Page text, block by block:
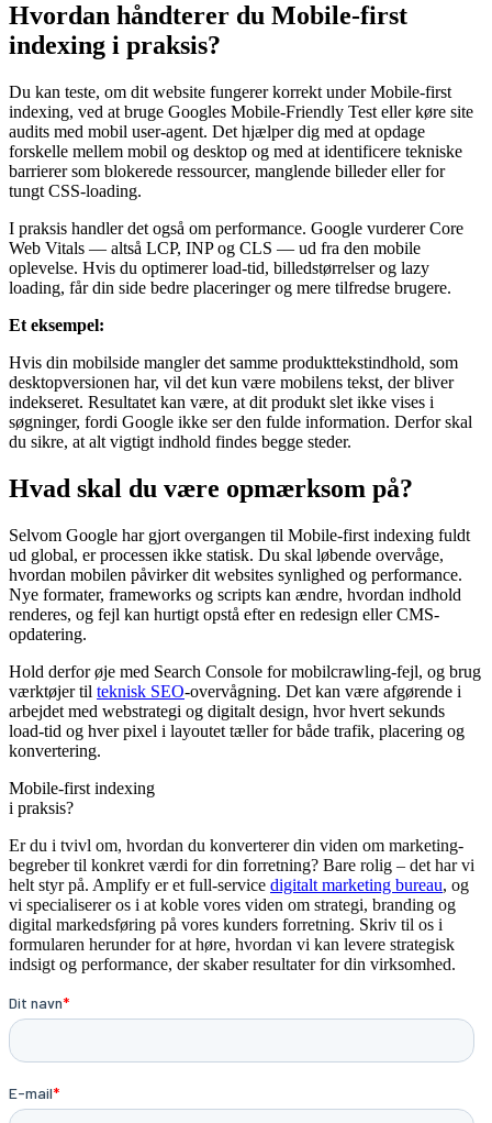
Hvordan håndterer du Mobile-first
indexing i praksis?
Du kan teste, om dit website fungerer korrekt under Mobile-first
indexing, ved at bruge Googles Mobile-Friendly Test eller køre site
audits med mobil user-agent. Det hjælper dig med at opdage
forskelle mellem mobil og desktop og med at identificere tekniske
barrierer som blokerede ressourcer, manglende billeder eller for
tungt CSS-loading.
I praksis handler det også om performance. Google vurderer Core
Web Vitals — altså LCP, INP og CLS — ud fra den mobile
oplevelse. Hvis du optimerer load-tid, billedstørrelser og lazy
loading, får din side bedre placeringer og mere tilfredse brugere.
Et eksempel:
Hvis din mobilside mangler det samme produkttekstindhold, som
desktopversionen har, vil det kun være mobilens tekst, der bliver
indekseret. Resultatet kan være, at dit produkt slet ikke vises i
søgninger, fordi Google ikke ser den fulde information. Derfor skal
du sikre, at alt vigtigt indhold findes begge steder.
Hvad skal du være opmærksom på?
Selvom Google har gjort overgangen til Mobile-first indexing fuldt
ud global, er processen ikke statisk. Du skal løbende overvåge,
hvordan mobilen påvirker dit websites synlighed og performance.
Nye formater, frameworks og scripts kan ændre, hvordan indhold
renderes, og fejl kan hurtigt opstå efter en redesign eller CMS-
opdatering.
Hold derfor øje med Search Console for mobilcrawling-fejl, og brug
værktøjer til teknisk SEO-overvågning. Det kan være afgørende i
arbejdet med webstrategi og digitalt design, hvor hvert sekunds
load-tid og hver pixel i layoutet tæller for både trafik, placering og
konvertering.
Mobile-first indexing
i praksis?
Er du i tvivl om, hvordan du konverterer din viden om marketing-
begreber til konkret værdi for din forretning? Bare rolig – det har vi
helt styr på. Amplify er et full-service digitalt marketing bureau, og
vi specialiserer os i at koble vores viden om strategi, branding og
digital markedsføring på vores kunders forretning. Skriv til os i
formularen herunder for at høre, hvordan vi kan levere strategisk
indsigt og performance, der skaber resultater for din virksomhed.